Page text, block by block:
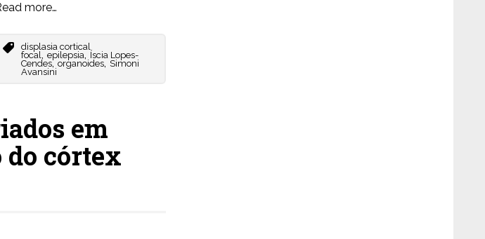
more…
displasia cortical
focal, epilepsia, Íscia Lopes-
Cendes, organoides, Simoni
Avansini
em
córtex